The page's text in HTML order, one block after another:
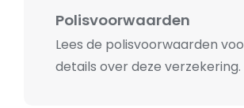
Polisvoorwaarden
Lees de polisvoorwaarden
details over deze verzekering.